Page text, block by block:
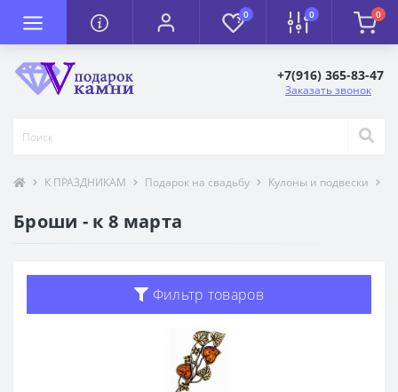
0 0 0
+7(916) 365-83-47
Заказать звонок
К ПРАЗДНИКАМ Подарок на свадьбу Кулоны и подвески
Броши - к 8 марта
Фильтр товаров